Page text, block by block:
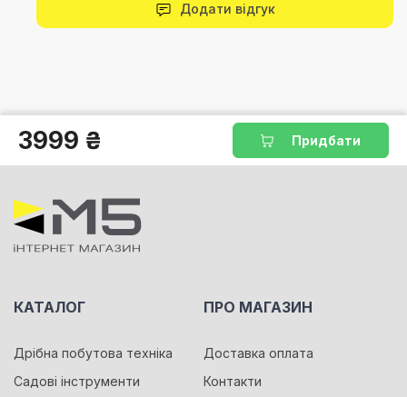
Додати відгук
3999 ₴ Придбати
КАТАЛОГ
Дрібна побутова техніка
Садові інструменти
ПРО МАГАЗИН
Доставка оплата
Контакти